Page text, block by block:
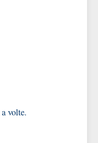
volte.